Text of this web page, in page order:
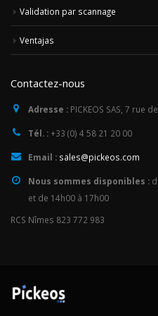
Validation par scannage
Ventajas
Contactez-nous
Adresse : PICKEOS SAS, 7 rue
Tél. :+33 (0) 4 58 21 20 00
Email : sales@pickeos.com
Nous sommes disponibles :
et de 14h00 à 17h00
RCS Nîmes 823 772 983